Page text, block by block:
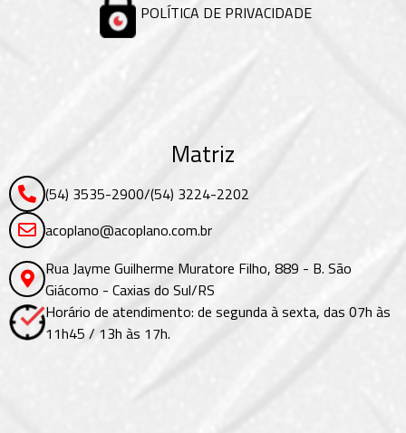
POLÍTICA DE PRIVACIDADE
Matriz
(54) 3535-2900/(54) 3224-2202
acoplano@acoplano.com.br
Rua Jayme Guilherme Muratore Filho, 889 - B. São
Giácomo - Caxias do Sul/RS
Horário de atendimento: de segunda à sexta, das 07h às
11h45 / 13h às 17h.